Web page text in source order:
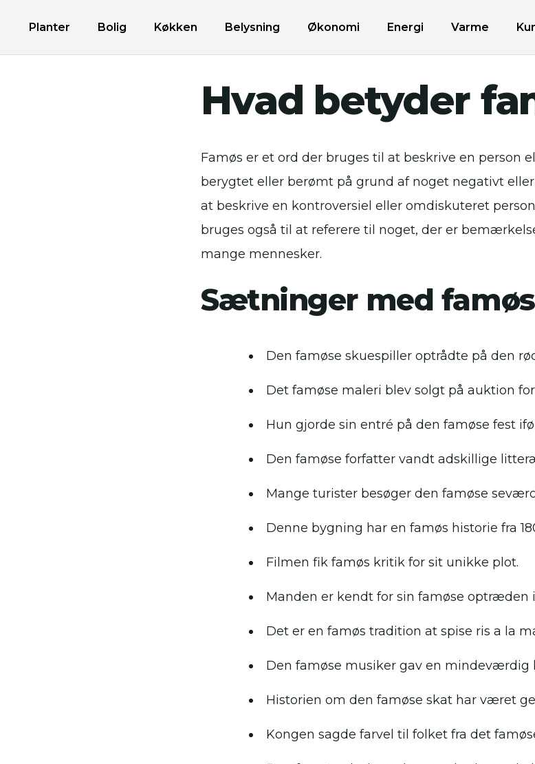
Planter Bolig Køkken Belysning Økonomi Energi Varme
Hvad betyder
Famøs er et ord der bruges til at beskrive en person
berygtet eller berømt på grund af noget negativt
at beskrive en kontroversiel eller omdiskuteret
bruges også til at referere til noget, der er
mange mennesker.
Sætninger med
Den famøse skuespiller optrådte på den
Det famøse maleri blev solgt på auktion
Hun gjorde sin entré på den famøse fest
Den famøse forfatter vandt adskillige
Mange turister besøger den famøse
Denne bygning har en famøs historie fra
Filmen fik famøs kritik for sit unikke plot.
Manden er kendt for sin famøse optræden
Det er en famøs tradition at spise ris a la
Den famøse musiker gav en mindeværdig
Historien om den famøse skat har været
Kongen sagde farvel til folket fra det